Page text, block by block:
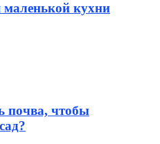
кухни
почва, чтобы